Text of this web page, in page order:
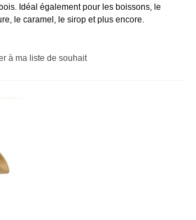
Idéal également pour les boissons, le
le caramel, le sirop et plus encore.
à ma liste de souhait